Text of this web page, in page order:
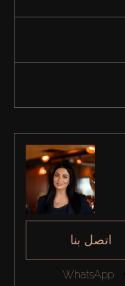
اتصل بنا
WhatsApp